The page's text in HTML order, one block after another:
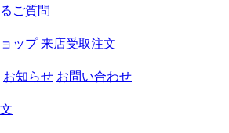
ご質問
ップ来店受取注文
お知らせ お問い合わせ